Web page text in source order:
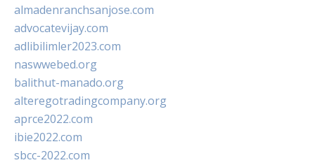
almadenranchsanjose.com
advocatevijay.com
adlibilimler2023.com
naswwebed.org
balithut-manado.org
alteregotradingcompany.org
aprce2022.com
ibie2022.com
sbcc-2022.com